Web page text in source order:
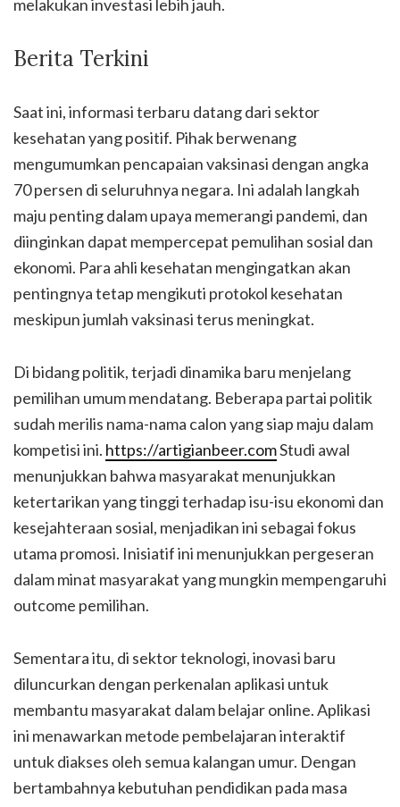
melakukan investasi lebih jauh.
Berita Terkini
Saat ini, informasi terbaru datang dari sektor
kesehatan yang positif. Pihak berwenang
mengumumkan pencapaian vaksinasi dengan angka
70 persen di seluruhnya negara. Ini adalah langkah
maju penting dalam upaya memerangi pandemi, dan
diinginkan dapat mempercepat pemulihan sosial dan
ekonomi. Para ahli kesehatan mengingatkan akan
pentingnya tetap mengikuti protokol kesehatan
meskipun jumlah vaksinasi terus meningkat.
Di bidang politik, terjadi dinamika baru menjelang
pemilihan umum mendatang. Beberapa partai politik
sudah merilis nama-nama calon yang siap maju dalam
kompetisi ini. https://artigianbeer.comStudi awal
menunjukkan bahwa masyarakat menunjukkan
ketertarikan yang tinggi terhadap isu-isu ekonomi dan
kesejahteraan sosial, menjadikan ini sebagai fokus
utama promosi. Inisiatif ini menunjukkan pergeseran
dalam minat masyarakat yang mungkin mempengaruhi
outcome pemilihan.
Sementara itu, di sektor teknologi, inovasi baru
diluncurkan dengan perkenalan aplikasi untuk
membantu masyarakat dalam belajar online. Aplikasi
ini menawarkan metode pembelajaran interaktif
untuk diakses oleh semua kalangan umur. Dengan
bertambahnya kebutuhan pendidikan pada masa